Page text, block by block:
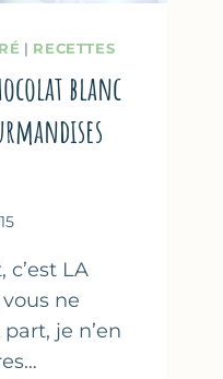
| RECETTES
blanc
c’est LA
ne
je n’en